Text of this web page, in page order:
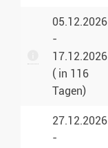
05.12.2026
-
17.12.2026
( in 116
Tagen)
27.12.2026
-